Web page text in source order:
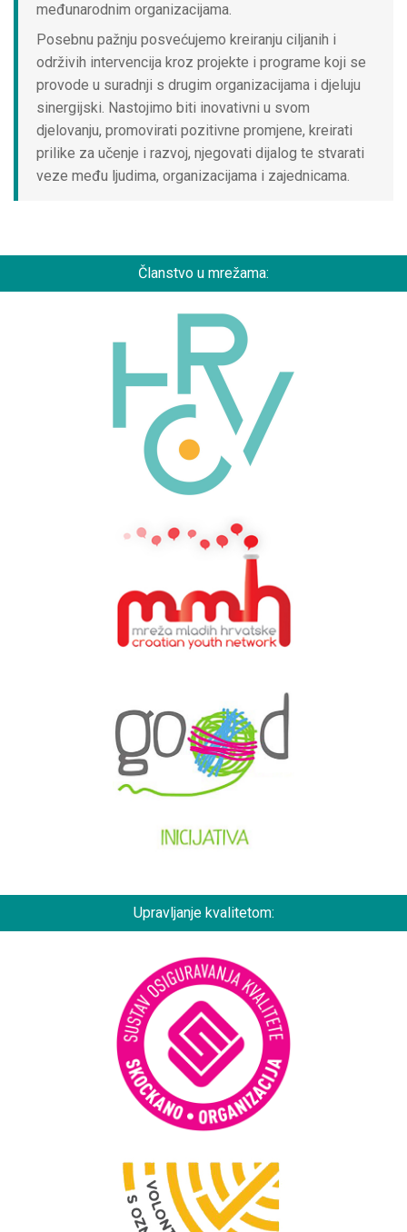
međunarodnim organizacijama.
Posebnu pažnju posvećujemo kreiranju ciljanih i
održivih intervencija kroz projekte i programe koji se
provode u suradnji s drugim organizacijama i djeluju
sinergijski. Nastojimo biti inovativni u svom
djelovanju, promovirati pozitivne promjene, kreirati
prilike za učenje i razvoj, njegovati dijalog te stvarati
veze među ljudima, organizacijama i zajednicama.
Članstvo u mrežama:
Upravljanje kvalitetom: